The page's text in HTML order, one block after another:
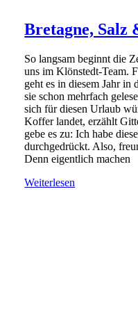
Bretagne, Salz
So langsam beginnt die
uns im Klönstedt-Team.
geht es in diesem Jahr in
sie schon mehrfach
sich für diesen Urlaub
Koffer landet, erzählt
gebe es zu: Ich habe
durchgedrückt. Also,
Denn eigentlich machen
Weiterlesen